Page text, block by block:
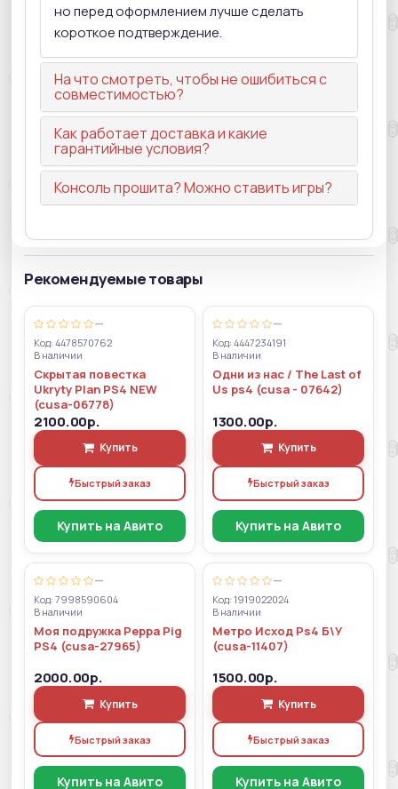
но перед оформлением лучше сделать
короткое подтверждение.
На что смотреть, чтобы не ошибиться с
совместимостью?
Как работает доставка и какие
гарантийные условия?
Консоль прошита? Можно ставить игры?
Рекомендуемые товары
—
Код: 4478570762
В наличии
Скрытая повестка
Ukryty Plan PS4 NEW
(cusa-06778)
2100.00р.
Купить
Быстрый заказ
Купить на Авито
—
Код: 4447234191
В наличии
Одни из нас / The Last of
Us ps4 (cusa - 07642)
1300.00р.
Купить
Быстрый заказ
Купить на Авито
—
Код: 7998590604
В наличии
Моя подружка Peppa Pig
PS4 (cusa-27965)
2000.00р.
Купить
Быстрый заказ
Купить на Авито
—
Код: 1919022024
В наличии
Метро Исход Ps4 Б\У
(cusa-11407)
1500.00р.
Купить
Быстрый заказ
Купить на Авито